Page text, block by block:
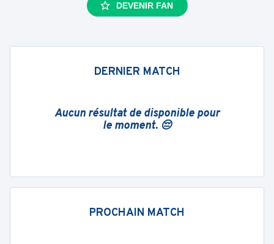
DEVENIR FAN
DERNIER MATCH
Aucun résultat de disponible pour
le moment. 😔
PROCHAIN MATCH